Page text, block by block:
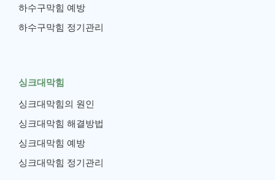
하수구막힘 예방
하수구막힘 정기관리
싱크대막힘
싱크대막힘의 원인
싱크대막힘 해결방법
싱크대막힘 예방
싱크대막힘 정기관리